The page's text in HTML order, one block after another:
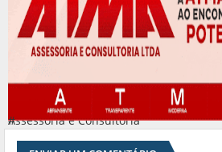
Assessoria e Consultoria
#